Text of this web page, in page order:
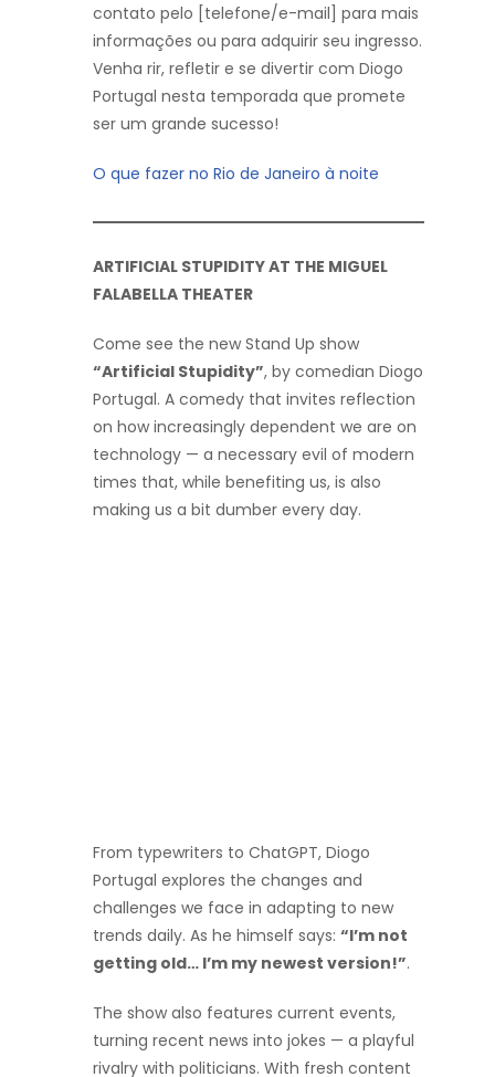
contato pelo [telefone/e-mail] para mais
informações ou para adquirir seu ingresso.
Venha rir, refletir e se divertir com Diogo
Portugal nesta temporada que promete
ser um grande sucesso!
O que fazer no Rio de Janeiro à noite
ARTIFICIAL STUPIDITY AT THE MIGUEL
FALABELLA THEATER
Come see the new Stand Up show
“Artificial Stupidity”, by comedian Diogo
Portugal. A comedy that invites reflection
on how increasingly dependent we are on
technology — a necessary evil of modern
times that, while benefiting us, is also
making us a bit dumber every day.
From typewriters to ChatGPT, Diogo
Portugal explores the changes and
challenges we face in adapting to new
trends daily. As he himself says: “I’m not
getting old… I’m my newest version!”.
The show also features current events,
turning recent news into jokes — a playful
rivalry with politicians. With fresh content